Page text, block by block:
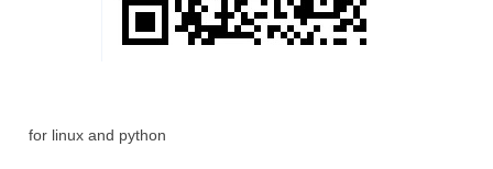
for linux and python